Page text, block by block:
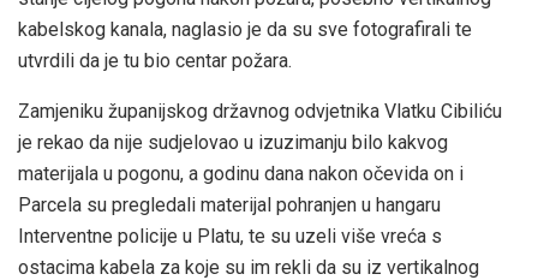
kabelskog kanala, naglasio je da su sve fotografirali te
utvrdili da je tu bio centar požara.
Zamjeniku županijskog državnog odvjetnika Vlatku Cibiliću
je rekao da nije sudjelovao u izuzimanju bilo kakvog
materijala u pogonu, a godinu dana nakon očevida on i
Parcela su pregledali materijal pohranjen u hangaru
Interventne policije u Platu, te su uzeli više vreća s
ostacima kabela za koje su im rekli da su iz vertikalnog